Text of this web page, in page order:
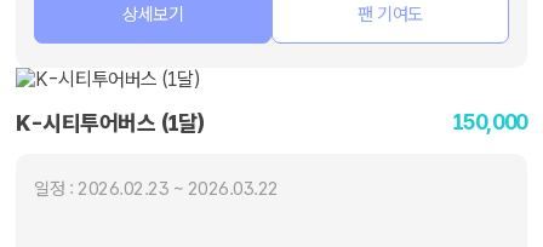
상세보기 팬 기여도
K-시티투어버스 (1달) 150,000
일정 : 2026.02.23 ~ 2026.03.22